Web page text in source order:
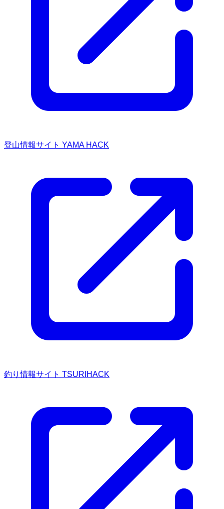
登山情報サイト YAMA HACK
釣り情報サイト TSURIHACK